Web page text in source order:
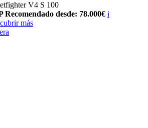
V4 S 100
Recomendado desde: 78.000€ i
más